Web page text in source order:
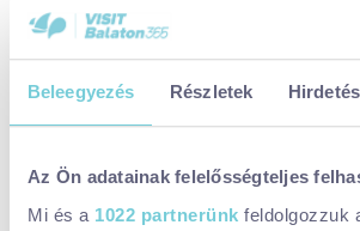
Beleegyezés Részletek
Az Ön adatainak felelősségteljes
Mi és a 1022 partnerünk feldolgozzuk